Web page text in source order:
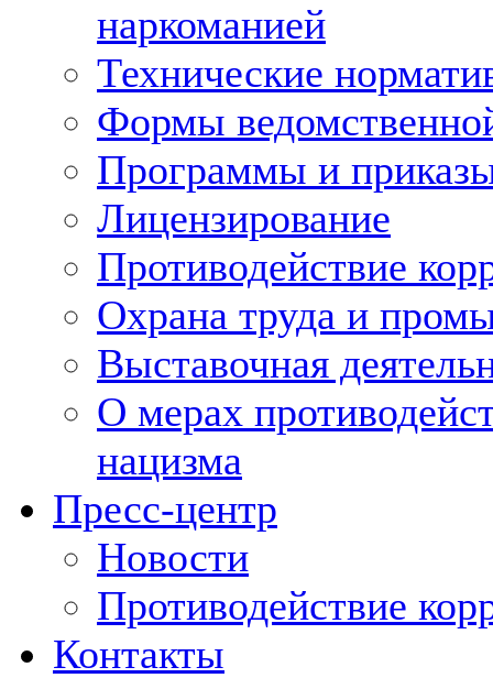
наркоманией
Технические
Формы
Программы и
Лицензирование
Противодействие
Охрана труда и
Выставочная
О мерах
нацизма
Пресс-центр
Новости
Противодействие
Контакты